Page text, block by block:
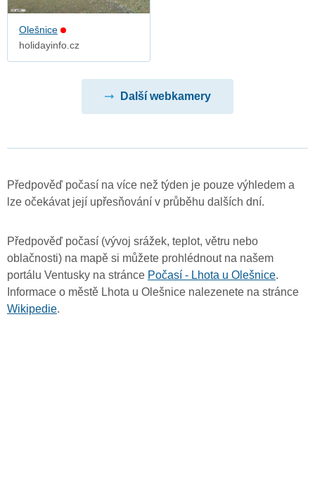
Olešnice
holidayinfo.cz
Další webkamery
Předpověď počasí na více než týden je pouze výhledem a
lze očekávat její upřesňování v průběhu dalších dní.
Předpověď počasí (vývoj srážek, teplot, větru nebo
oblačnosti) na mapě si můžete prohlédnout na našem
portálu Ventusky na stránce Počasí - Lhota u Olešnice.
Informace o městě Lhota u Olešnice nalezenete na stránce
Wikipedie.